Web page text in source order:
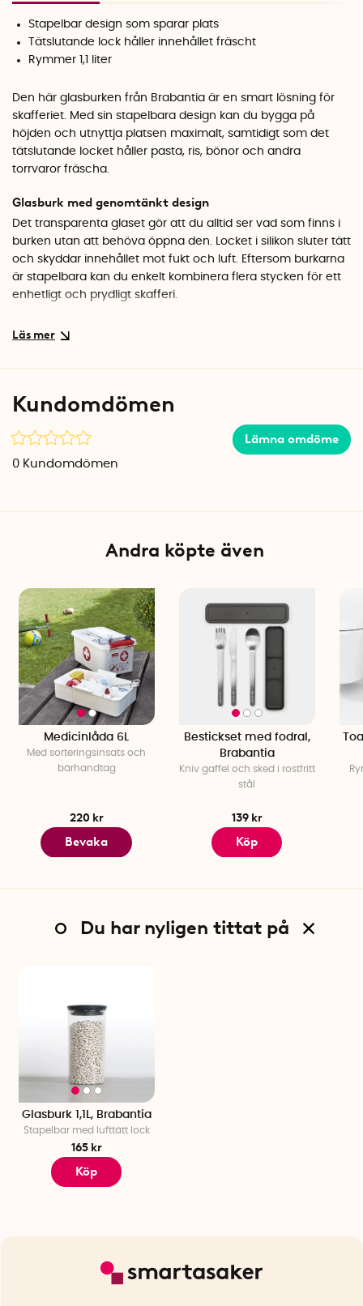
Stapelbar design som sparar plats
Tätslutande lock håller innehållet fräscht
Rymmer 1,1 liter
Den här glasburken från Brabantia är en smart lösning för
skafferiet. Med sin stapelbara design kan du bygga på
höjden och utnyttja platsen maximalt, samtidigt som det
tätslutande locket håller pasta, ris, bönor och andra
torrvaror fräscha.
Glasburk med genomtänkt design
Det transparenta glaset gör att du alltid ser vad som finns i
burken utan att behöva öppna den. Locket i silikon sluter tätt
och skyddar innehållet mot fukt och luft. Eftersom burkarna
är stapelbara kan du enkelt kombinera flera stycken för ett
enhetligt och prydligt skafferi.
Enkel att rengöra
Specifikationer
Mått: Ø 10,4 x H 19 cm
Material: Glas och silikon
Kundomdömen
Lämna omdöme
0 Kundomdömen
Andra köpte även
Medicinlåda 6L
Med sorteringsinsats och
bärhandtag
220 kr
Bevaka
Bestickset med fodral,
Brabantia
Kniv gaffel och sked i rostfritt
stål
139 kr
Köp
Du har nyligen tittat på
Glasburk 1,1L, Brabantia
Stapelbar med lufttätt lock
165 kr
Köp